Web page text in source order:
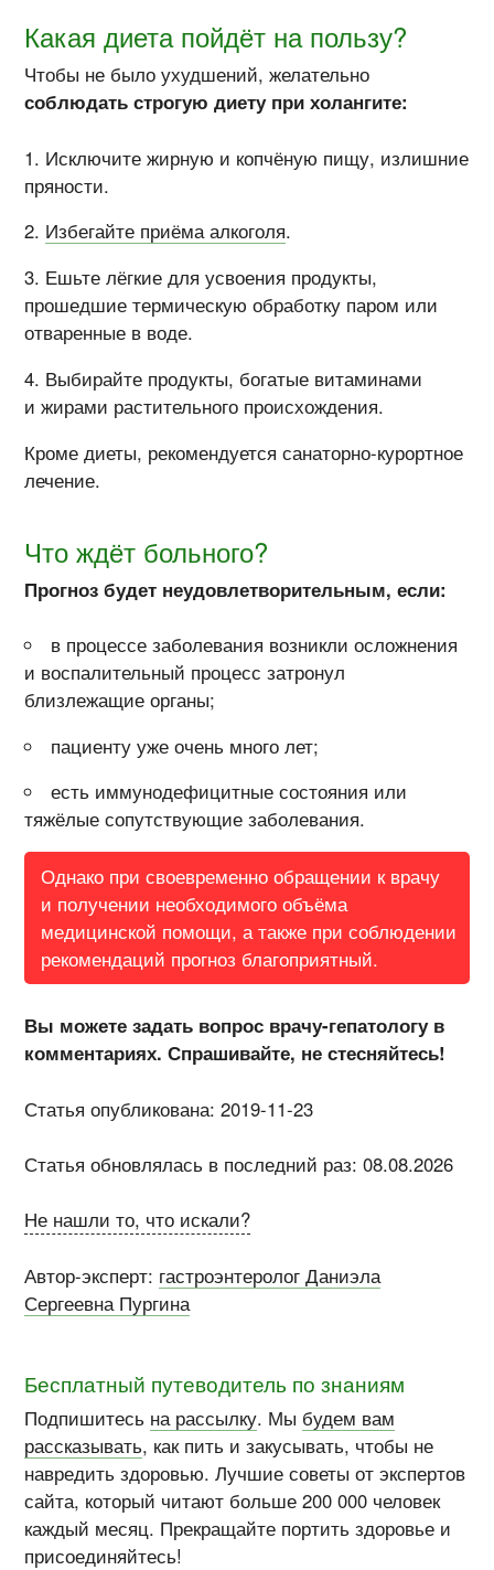
Какая диета пойдёт на пользу?
Чтобы не было ухудшений, желательно
соблюдать строгую диету при холангите:
Исключите жирную и копчёную пищу, излишние
пряности.
Избегайте приёма алкоголя.
Ешьте лёгкие для усвоения продукты,
прошедшие термическую обработку паром или
отваренные в воде.
Выбирайте продукты, богатые витаминами
и жирами растительного происхождения.
Кроме диеты, рекомендуется санаторно-курортное
лечение.
Что ждёт больного?
Прогноз будет неудовлетворительным, если:
в процессе заболевания возникли осложнения
и воспалительный процесс затронул
близлежащие органы;
пациенту уже очень много лет;
есть иммунодефицитные состояния или
тяжёлые сопутствующие заболевания.
Однако при своевременно обращении к врачу
и получении необходимого объёма
медицинской помощи, а также при соблюдении
рекомендаций прогноз благоприятный.
Вы можете задать вопрос врачу-гепатологу в
комментариях. Спрашивайте, не стесняйтесь!
Статья опубликована: 2019-11-23
Статья обновлялась в последний раз: 08.08.2026
Не нашли то, что искали?
Автор-эксперт: гастроэнтеролог Даниэла
Сергеевна Пургина
Бесплатный путеводитель по знаниям
Подпишитесь на рассылку. Мы будем вам
рассказывать, как пить и закусывать, чтобы не
навредить здоровью. Лучшие советы от экспертов
сайта, который читают больше 200 000 человек
каждый месяц. Прекращайте портить здоровье и
присоединяйтесь!